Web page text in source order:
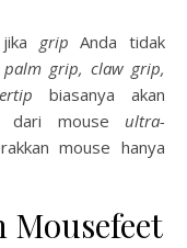
grip Anda tidak
palm grip, claw grip,
biasanya akan
dari mouse ultra-
mouse hanya
Mousefeet